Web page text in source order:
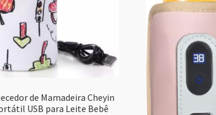
de Mamadeira Cheyin
USB para Leite Bebê